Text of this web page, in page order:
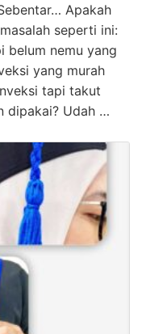
Apakah
seperti ini:
belum nemu yang
yang murah
tapi takut
dipakai? Udah …